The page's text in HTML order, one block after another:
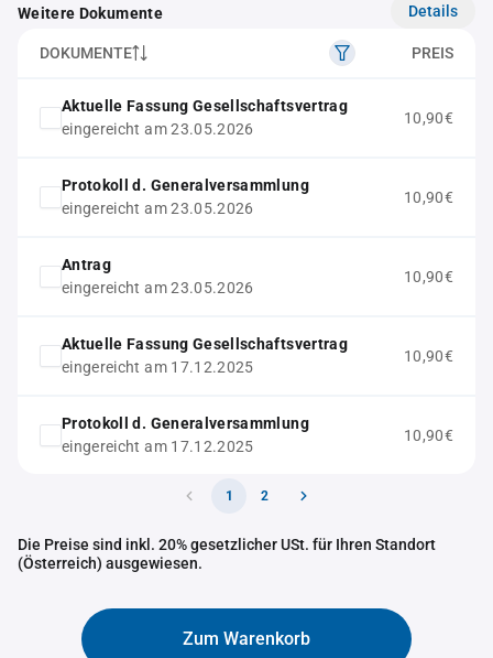
Weitere Dokumente Details
DOKUMENTE PREIS
Aktuelle Fassung Gesellschaftsvertrag
eingereicht am 23.05.2026
10,90€
Protokoll d. Generalversammlung
eingereicht am 23.05.2026
10,90€
Antrag
eingereicht am 23.05.2026
10,90€
Aktuelle Fassung Gesellschaftsvertrag
eingereicht am 17.12.2025
10,90€
Protokoll d. Generalversammlung
eingereicht am 17.12.2025
10,90€
1 2
Die Preise sind inkl. 20% gesetzlicher USt. für Ihren Standort
(Österreich) ausgewiesen.
Zum Warenkorb